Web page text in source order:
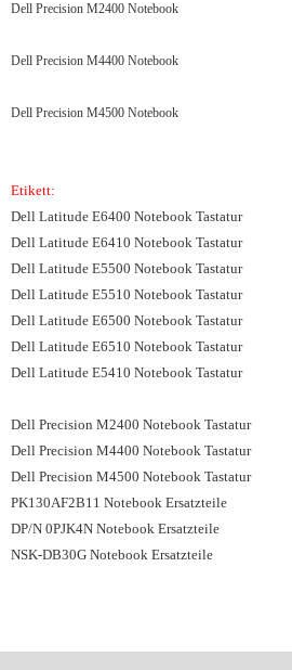
Dell Precision M2400 Notebook
Dell Precision M4400 Notebook
Dell Precision M4500 Notebook
Etikett:
Dell Latitude E6400 Notebook Tastatur
Dell Latitude E6410 Notebook Tastatur
Dell Latitude E5500 Notebook Tastatur
Dell Latitude E5510 Notebook Tastatur
Dell Latitude E6500 Notebook Tastatur
Dell Latitude E6510 Notebook Tastatur
Dell Latitude E5410 Notebook Tastatur
Dell Precision M2400 Notebook Tastatur
Dell Precision M4400 Notebook Tastatur
Dell Precision M4500 Notebook Tastatur
PK130AF2B11 Notebook Ersatzteile
DP/N 0PJK4N Notebook Ersatzteile
NSK-DB30G Notebook Ersatzteile